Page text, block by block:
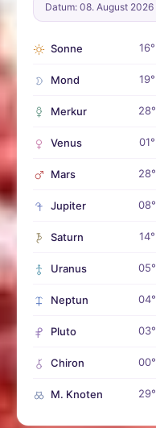
Datum: 08. August 2026
Sonne 16°
Mond 19°
Merkur 28°
Venus 01°
Mars 28°
Jupiter 08°
Saturn 14°
Uranus 05°
Neptun 04°
Pluto 03°
Chiron 00°
M. Knoten 29°